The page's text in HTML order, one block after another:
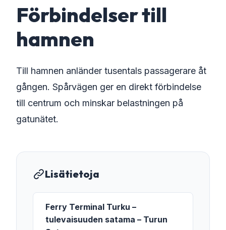
Förbindelser till
hamnen
Till hamnen anländer tusentals passagerare åt
gången. Spårvägen ger en direkt förbindelse
till centrum och minskar belastningen på
gatunätet.
Lisätietoja
Ferry Terminal Turku –
tulevaisuuden satama – Turun